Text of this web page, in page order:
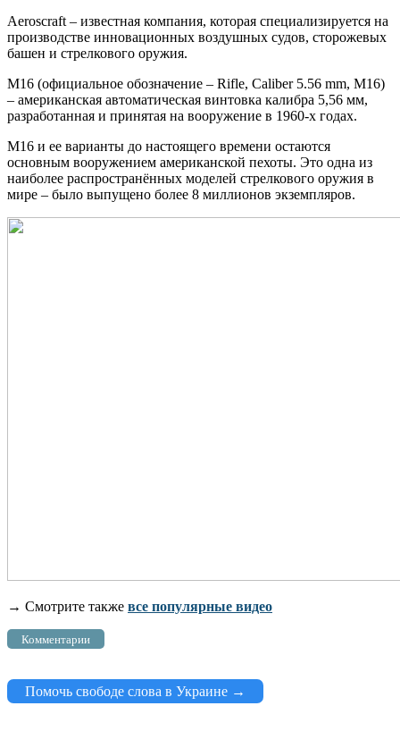
Aeroscraft – известная компания, которая специализируется на
производстве инновационных воздушных судов, сторожевых
башен и стрелкового оружия.
M16 (официальное обозначение – Rifle, Caliber 5.56 mm, M16)
– американская автоматическая винтовка калибра 5,56 мм,
разработанная и принятая на вооружение в 1960-х годах.
M16 и ее варианты до настоящего времени остаются
основным вооружением американской пехоты. Это одна из
наиболее распространённых моделей стрелкового оружия в
мире – было выпущено более 8 миллионов экземпляров.
→ Смотрите также все популярные видео
Комментарии
Помочь свободе слова в Украине →